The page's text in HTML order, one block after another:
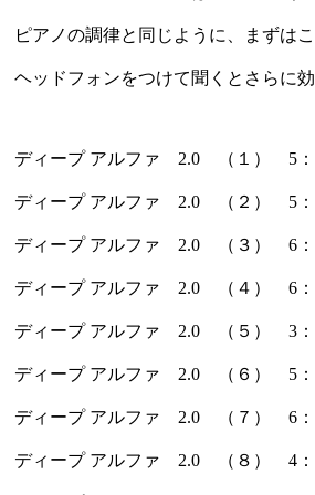
ピアノの調律と同じように、まずは
ヘッドフォンをつけて聞くとさらに効
ディープ アルファ 2.0 （１） 5：
ディープ アルファ 2.0 （２） 5：
ディープ アルファ 2.0 （３） 6：
ディープ アルファ 2.0 （４） 6：
ディープ アルファ 2.0 （５） 3：
ディープ アルファ 2.0 （６） 5：
ディープ アルファ 2.0 （７） 6：
ディープ アルファ 2.0 （８） 4：